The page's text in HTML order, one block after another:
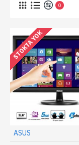
0
STOKTA YOK
ASUS